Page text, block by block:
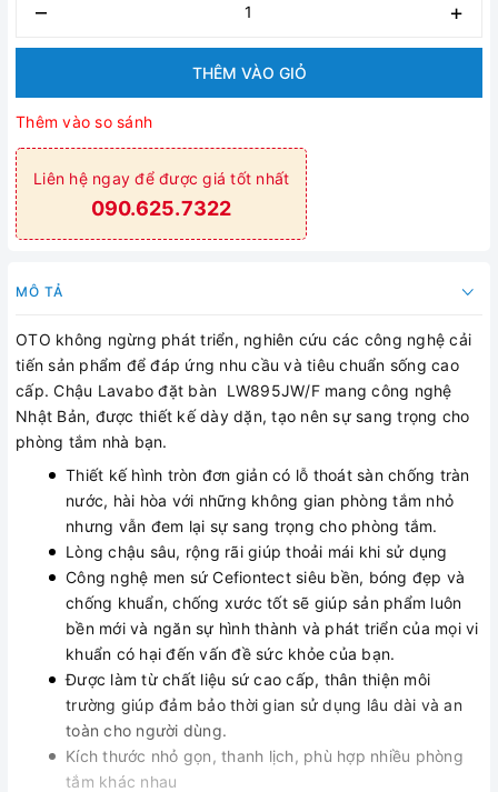
– +
THÊM VÀO GIỎ
Thêm vào so sánh
Liên hệ ngay để được giá tốt nhất
090.625.7322
MÔ TẢ
OTO không ngừng phát triển, nghiên cứu các công nghệ cải
tiến sản phẩm để đáp ứng nhu cầu và tiêu chuẩn sống cao
cấp. Chậu Lavabo đặt bàn LW895JW/F mang công nghệ
Nhật Bản, được thiết kế dày dặn, tạo nên sự sang trọng cho
phòng tắm nhà bạn.
Thiết kế hình tròn đơn giản có lỗ thoát sàn chống tràn
nước, hài hòa với những không gian phòng tắm nhỏ
nhưng vẫn đem lại sự sang trọng cho phòng tắm.
Lòng chậu sâu, rộng rãi giúp thoải mái khi sử dụng
Công nghệ men sứ Cefiontect siêu bền, bóng đẹp và
chống khuẩn, chống xước tốt sẽ giúp sản phẩm luôn
bền mới và ngăn sự hình thành và phát triển của mọi vi
khuẩn có hại đến vấn đề sức khỏe của bạn.
Được làm từ chất liệu sứ cao cấp, thân thiện môi
trường giúp đảm bảo thời gian sử dụng lâu dài và an
toàn cho người dùng.
Kích thước nhỏ gọn, thanh lịch, phù hợp nhiều phòng
tắm khác nhau